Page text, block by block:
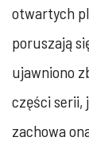
otwartych
poruszają
ujawniono
części serii,
zachowa